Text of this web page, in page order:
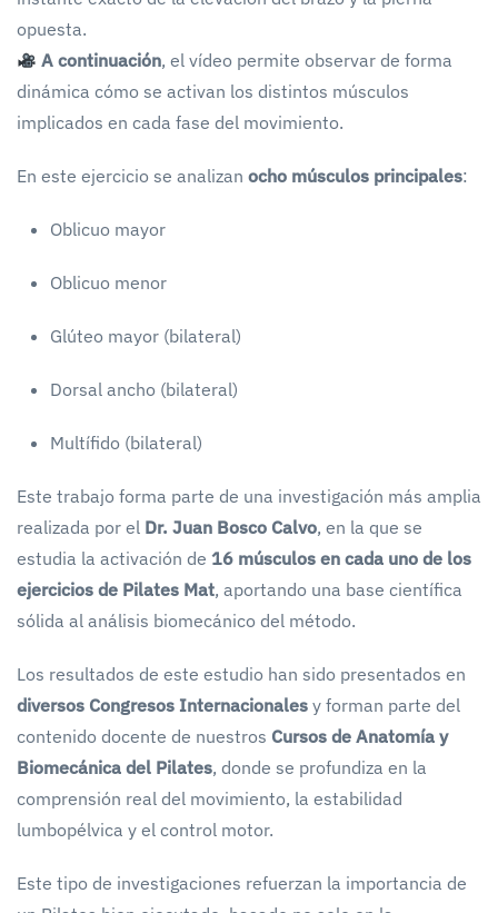
opuesta.
A continuación, el vídeo permite observar de forma
dinámica cómo se activan los distintos músculos
implicados en cada fase del movimiento.
En este ejercicio se analizan ocho músculos principales:
Oblicuo mayor
Oblicuo menor
Glúteo mayor (bilateral)
Dorsal ancho (bilateral)
Multífido (bilateral)
Este trabajo forma parte de una investigación más amplia
realizada por el Dr. Juan Bosco Calvo, en la que se
estudia la activación de 16 músculos en cada uno de los
ejercicios de Pilates Mat, aportando una base científica
sólida al análisis biomecánico del método.
Los resultados de este estudio han sido presentados en
diversos Congresos Internacionales y forman parte del
contenido docente de nuestros Cursos de Anatomía y
Biomecánica del Pilates, donde se profundiza en la
comprensión real del movimiento, la estabilidad
lumbopélvica y el control motor.
Este tipo de investigaciones refuerzan la importancia de